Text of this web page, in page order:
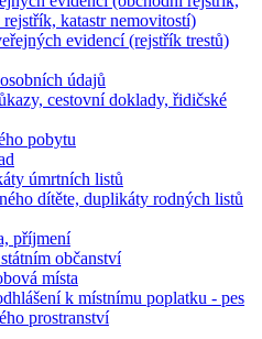
katastr nemovitostí)
evidencí (rejstřík trestů)
údajů
cestovní doklady, řidičské
pobytu
úmrtních listů
dítěte, duplikáty rodných listů
příjmení
občanství
místa
k místnímu poplatku - pes
prostranství